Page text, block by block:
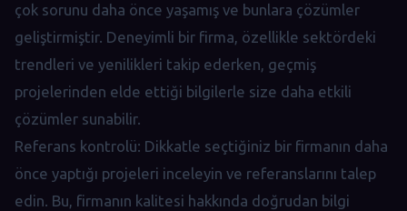
çok sorunu daha önce yaşamış ve bunlara çözümler
geliştirmiştir. Deneyimli bir firma, özellikle sektördeki
trendleri ve yenilikleri takip ederken, geçmiş
projelerinden elde ettiği bilgilerle size daha etkili
çözümler sunabilir.
Referans kontrolü: Dikkatle seçtiğiniz bir firmanın daha
önce yaptığı projeleri inceleyin ve referanslarını talep
edin. Bu, firmanın kalitesi hakkında doğrudan bilgi